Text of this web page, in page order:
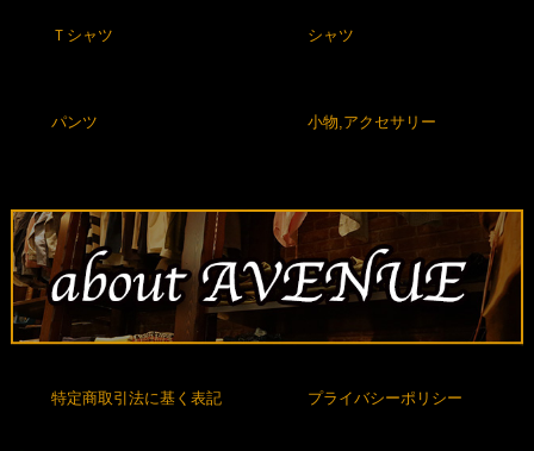
Ｔシャツ シャツ
パンツ 小物,アクセサリー
特定商取引法に基く表記 プライバシーポリシー